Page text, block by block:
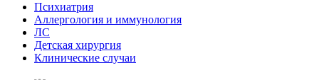
Психиатрия
Аллергология и иммунология
ЛС
Детская хирургия
Клинические случаи